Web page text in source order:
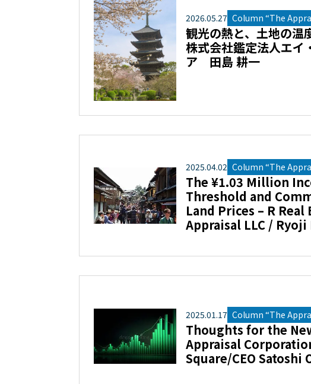
2026.05.27 Column “The
観光の熱と、土地の
株式会社鑑定法人エイ
ア 田島 耕一
2025.04.02 Column “The
The ¥1.03 Million
Threshold and
Land Prices – R Real
Appraisal LLC / Ryoji
2025.01.17 Column “The
Thoughts for the
Appraisal
Square/CEO Satoshi